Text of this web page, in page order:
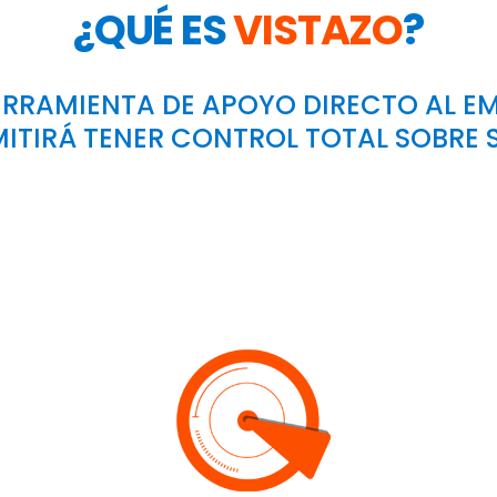
¿QUÉ ESVISTAZO?
DE APOYO DIRECTO AL
TENER CONTROL TOTAL SOBRE